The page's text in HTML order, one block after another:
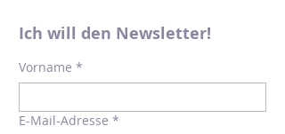
Ich will den Newsletter!
Vorname *